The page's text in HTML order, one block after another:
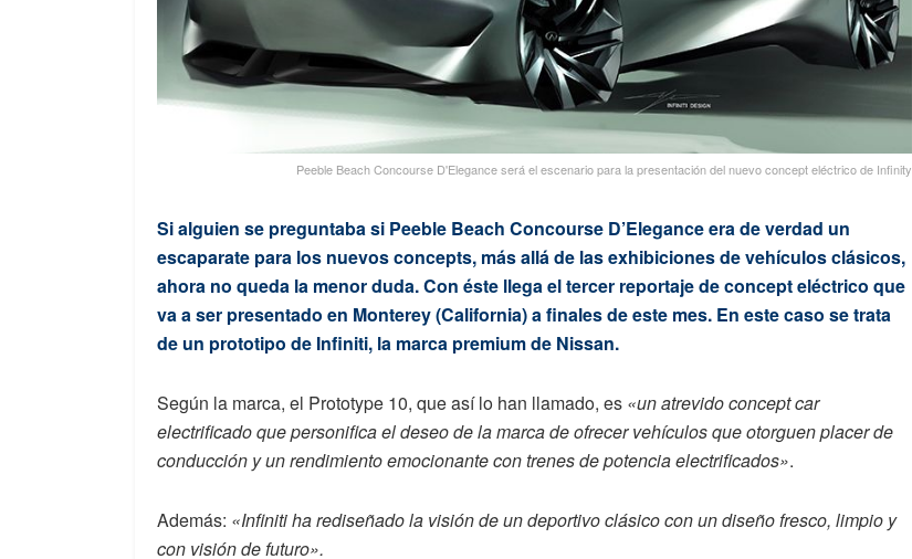
Peeble Beach Concourse D'Elegance será el escenario para la presentación del nuevo concept eléctrico de Infinity
Si alguien se preguntaba si Peeble Beach Concourse D’Elegance era de verdad un
escaparate para los nuevos concepts, más allá de las exhibiciones de vehículos clásicos,
ahora no queda la menor duda. Con éste llega el tercer reportaje de concept eléctrico que
va a ser presentado en Monterey (California) a finales de este mes. En este caso se trata
de un prototipo de Infiniti, la marca premium de Nissan.
Según la marca, el Prototype 10, que así lo han llamado, es «un atrevido concept car
electrificado que personifica el deseo de la marca de ofrecer vehículos que otorguen placer de
conducción y un rendimiento emocionante con trenes de potencia electrificados».
Además: «Infiniti ha rediseñado la visión de un deportivo clásico con un diseño fresco, limpio y
con visión de futuro».